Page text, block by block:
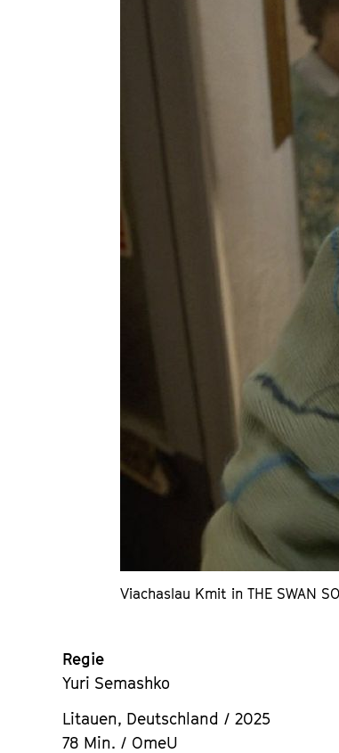
Viachaslau Kmit in THE SWAN
Regie
Yuri Semashko
Litauen, Deutschland / 2025
78 Min. / OmeU